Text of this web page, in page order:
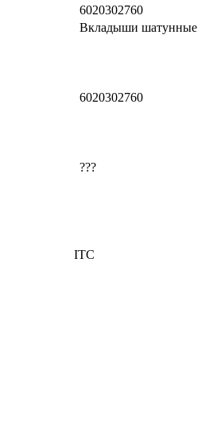
6020302760
Вкладыши шатунные
6020302760
???
ITC